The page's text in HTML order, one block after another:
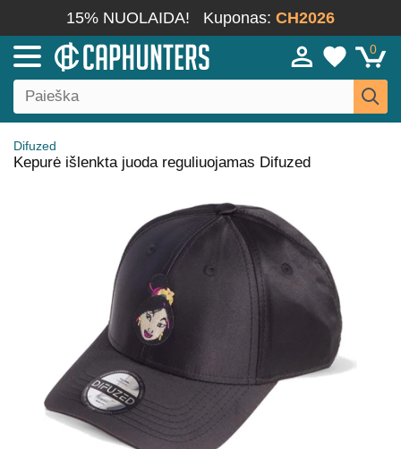
15% NUOLAIDA! Kuponas: CH2026
0
Difuzed
Kepurė išlenkta juoda reguliuojamas Difuzed